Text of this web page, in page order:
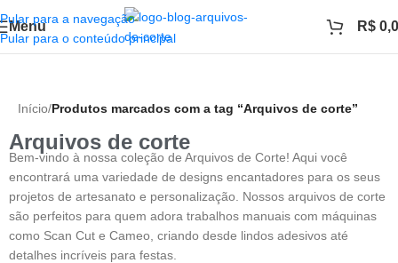
Pular para a navegação
Pular para o conteúdo principal
Menu R$
Início/Produtos marcados com a tag “Arquivos de corte”
Arquivos de corte
Bem-vindo à nossa coleção de Arquivos de Corte! Aqui você
encontrará uma variedade de designs encantadores para os seus
projetos de artesanato e personalização. Nossos arquivos de corte
são perfeitos para quem adora trabalhos manuais com máquinas
como Scan Cut e Cameo, criando desde lindos adesivos até
detalhes incríveis para festas.